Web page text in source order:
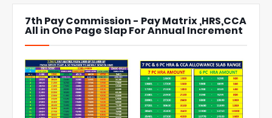
7th Pay Commission - Pay Matrix ,HRS,CCA
All in One Page Slap For Annual Increment